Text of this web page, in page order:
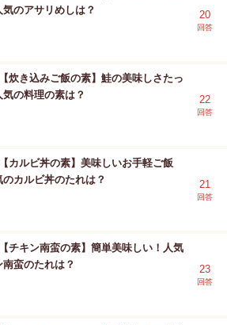
のアサリめしは？
20
回答
【炊き込みご飯の素】鮭の美味しさたっ
の料理の素は？
22
回答
【カルビ丼の素】美味しいお手軽ご飯
のカルビ丼のたれは？
21
回答
【チキン南蛮の素】簡単美味しい！人気
蛮のたれは？
23
回答